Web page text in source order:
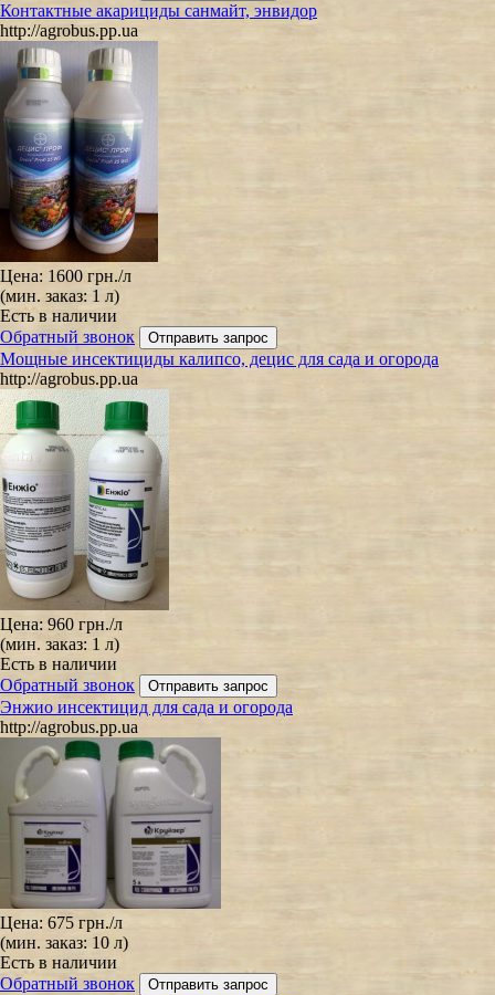
Контактные акарициды санмайт, энвидор
http://agrobus.pp.ua
Цена: 1600 грн./л
(мин. заказ: 1 л)
Есть в наличии
Обратный звонок
Мощные инсектициды калипсо, децис для сада и огорода
http://agrobus.pp.ua
Цена: 960 грн./л
(мин. заказ: 1 л)
Есть в наличии
Обратный звонок
Энжио инсектицид для сада и огорода
http://agrobus.pp.ua
Цена: 675 грн./л
(мин. заказ: 10 л)
Есть в наличии
Обратный звонок